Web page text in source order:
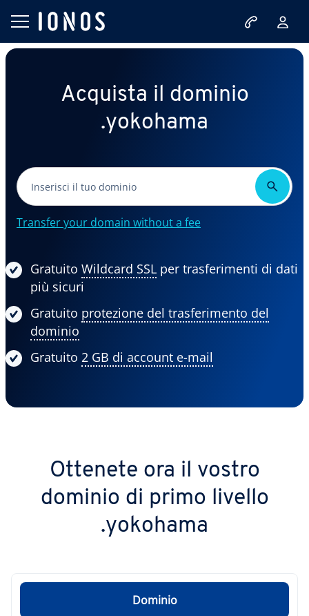
Acquista il dominio
.yokohama
Transfer your domain without a fee
Gratuito Wildcard SSL per trasferimenti di dati
più sicuri
Gratuito protezione del trasferimento del
dominio
Gratuito 2 GB di account e-mail
Ottenete ora il vostro
dominio di primo livello
.yokohama
Dominio